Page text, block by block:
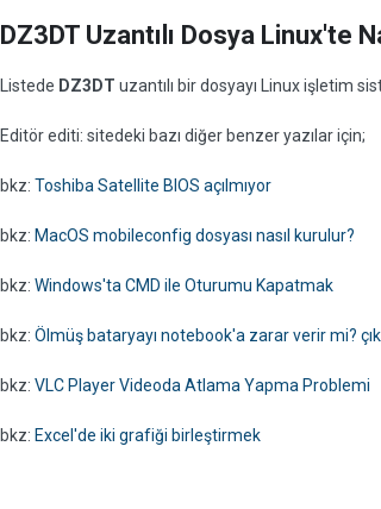
DZ3DT Uzantılı Dosya Linux'te
Listede DZ3DT uzantılı bir dosyayı Linux işletim
Editör editi: sitedeki bazı diğer benzer yazılar için;
bkz: Toshiba Satellite BIOS açılmıyor
bkz: MacOS mobileconfig dosyası nasıl kurulur?
bkz: Windows'ta CMD ile Oturumu Kapatmak
bkz: Ölmüş bataryayı notebook'a zarar verir mi?
bkz: VLC Player Videoda Atlama Yapma Problemi
bkz: Excel'de iki grafiği birleştirmek